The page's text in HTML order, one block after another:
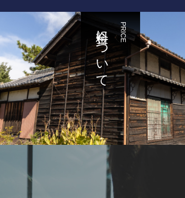
PRICE
料金について